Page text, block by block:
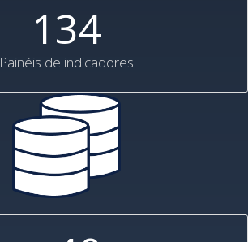
134
Painéis de indicadores